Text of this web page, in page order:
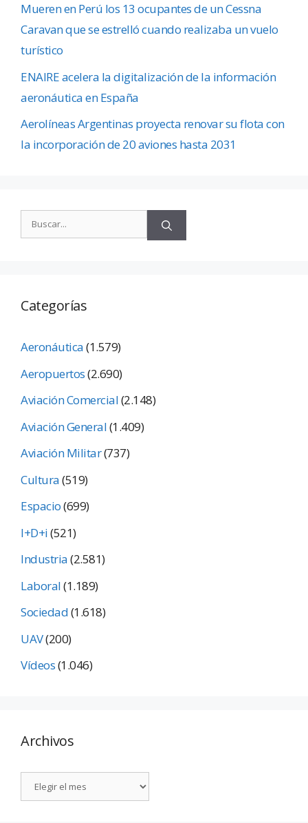
Mueren en Perú los 13 ocupantes de un Cessna
Caravan que se estrelló cuando realizaba un vuelo
turístico
ENAIRE acelera la digitalización de la información
aeronáutica en España
Aerolíneas Argentinas proyecta renovar su flota con
la incorporación de 20 aviones hasta 2031
Categorías
Aeronáutica(1.579)
Aeropuertos(2.690)
Aviación Comercial(2.148)
Aviación General(1.409)
Aviación Militar(737)
Cultura(519)
Espacio(699)
I+D+i(521)
Industria(2.581)
Laboral(1.189)
Sociedad(1.618)
UAV(200)
Vídeos(1.046)
Archivos